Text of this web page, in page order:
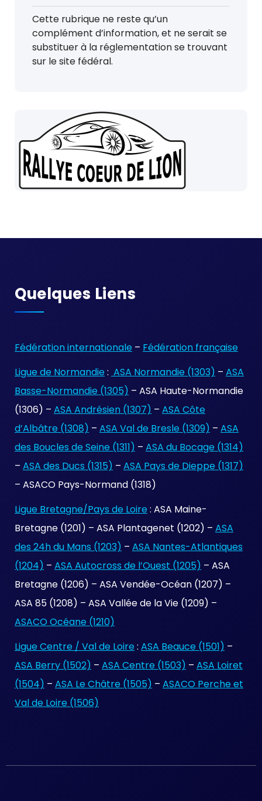
Cette rubrique ne reste qu’un
complément d’information, et ne serait se
substituer à la réglementation se trouvant
sur le site fédéral.
Quelques Liens
Fédération internationale – Fédération française
Ligue de Normandie : ASA Normandie (1303) – ASA
Basse-Normandie (1305) – ASA Haute-Normandie
(1306) – ASA Andrésien (1307) – ASA Côte
d’Albâtre (1308) – ASA Val de Bresle (1309) – ASA
des Boucles de Seine (1311) – ASA du Bocage (1314)
– ASA des Ducs (1315) – ASA Pays de Dieppe (1317)
– ASACO Pays-Normand (1318)
Ligue Bretagne/Pays de Loire : ASA Maine-
Bretagne (1201) – ASA Plantagenet (1202) – ASA
des 24h du Mans (1203) – ASA Nantes-Atlantiques
(1204) – ASA Autocross de l’Ouest (1205) – ASA
Bretagne (1206) – ASA Vendée-Océan (1207) –
ASA 85 (1208) – ASA Vallée de la Vie (1209) –
ASACO Océane (1210)
Ligue Centre / Val de Loire : ASA Beauce (1501) –
ASA Berry (1502) – ASA Centre (1503) – ASA Loiret
(1504) – ASA Le Châtre (1505) – ASACO Perche et
Val de Loire (1506)